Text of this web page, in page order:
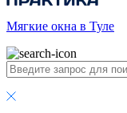
Мягкие окна в Туле